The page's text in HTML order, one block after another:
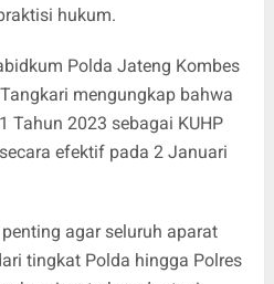
hukum.
Polda Jateng Kombes
mengungkap bahwa
Tahun 2023 sebagai KUHP
efektif pada 2 Januari
agar seluruh aparat
tingkat Polda hingga Polres